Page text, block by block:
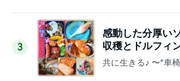
3
感動した分厚い
収穫とドルフィ
共に生きる♪ 〜*車